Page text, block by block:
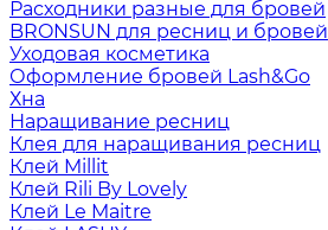
Расходники разные для бровей
BRONSUN для ресниц и бровей
Уходовая косметика
Оформление бровей Lash&Go
Хна
Наращивание ресниц
Клея для наращивания ресниц
Клей Millit
Клей Rili By Lovely
Клей Le Maitre